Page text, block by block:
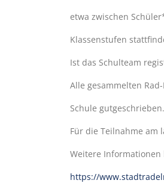
etwa zwischen
Klassenstufen
Ist das Schulteam
Alle gesammelten
Schule gutgeschrieben.
Für die Teilnahme am
Weitere Informationen
https://